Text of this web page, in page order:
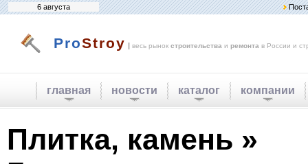
6 августа
ProStroy | весь рынок строительства и ремонта в России и
главная новости каталог компании
Плитка, камень »